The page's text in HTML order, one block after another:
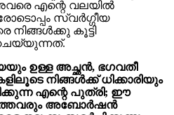
എന്റെ വലയിൽ
സ്വർഗ്ഗീയ
നിങ്ങൾക്കു കൂട്ടി
ഉള്ള അച്ഛൻ, ഭഗവതീ
നിങ്ങൾക്ക് ധിക്കാരിയും
എന്റെ പുത്രി; ഈ
അബോർഷൻ